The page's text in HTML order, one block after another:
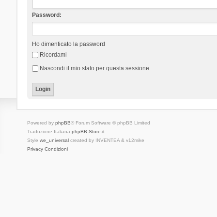
Password:
Ho dimenticato la password
Ricordami
Nascondi il mio stato per questa sessione
Powered by phpBB® Forum Software © phpBB Limited
Traduzione Italiana phpBB-Store.it
Style we_universalcreated by INVENTEA & v12mike
Privacy Condizioni